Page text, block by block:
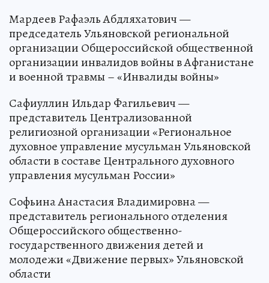
Мардеев Рафаэль Абдляхатович —
председатель Ульяновской региональной
организации Общероссийской общественной
организации инвалидов войны в Афганистане
и военной травмы – «Инвалиды войны»
Сафиуллин Ильдар Фагильевич —
представитель Централизованной
религиозной организации «Региональное
духовное управление мусульман Ульяновской
области в составе Центрального духовного
управления мусульман России»
Софьина Анастасия Владимировна —
представитель регионального отделения
Общероссийского общественно-
государственного движения детей и
молодежи «Движение первых» Ульяновской
области